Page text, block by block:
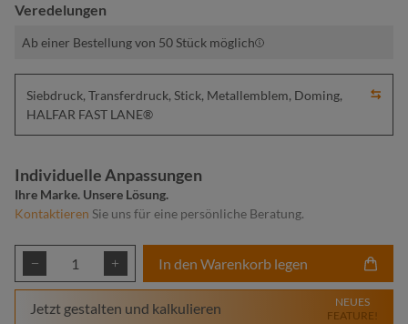
Veredelungen
Ab einer Bestellung von 50 Stück möglich
Siebdruck, Transferdruck, Stick, Metallemblem, Doming,
HALFAR FAST LANE®
Individuelle Anpassungen
Ihre Marke. Unsere Lösung.
Kontaktieren Sie uns für eine persönliche Beratung.
Produkt Anzahl: Gib den gewünschten
In den Warenkorb legen
Jetzt gestalten und kalkulieren
NEUES
FEATURE!